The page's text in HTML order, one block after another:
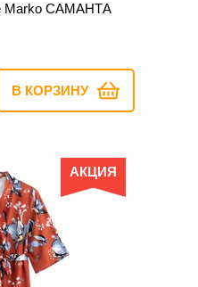
Marko САМАНТА
В КОРЗИНУ
АКЦИЯ